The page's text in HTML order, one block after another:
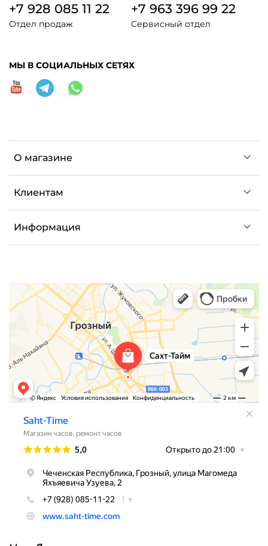
О магазине
Клиентам
Информация
+7 928 085 11 22
Отдел продаж
+7 963 396 99 22
Сервисный отдел
МЫ В СОЦИАЛЬНЫХ СЕТЯХ